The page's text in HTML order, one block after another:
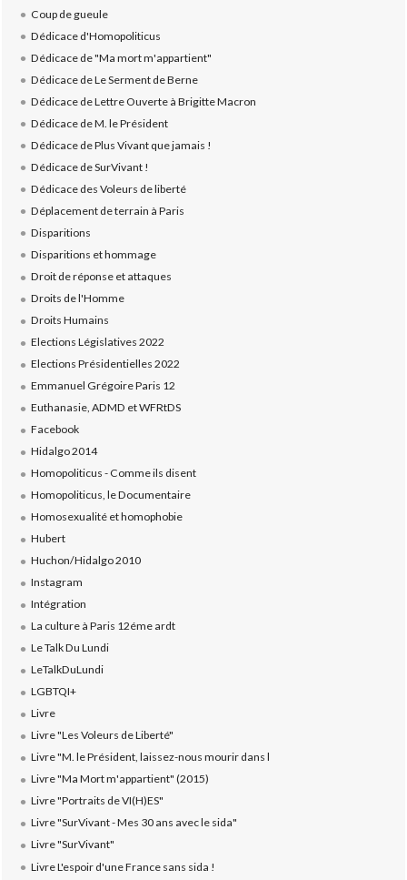
Coup de gueule
Dédicace d'Homopoliticus
Dédicace de "Ma mort m'appartient"
Dédicace de Le Serment de Berne
Dédicace de Lettre Ouverte à Brigitte Macron
Dédicace de M. le Président
Dédicace de Plus Vivant que jamais !
Dédicace de SurVivant !
Dédicace des Voleurs de liberté
Déplacement de terrain à Paris
Disparitions
Disparitions et hommage
Droit de réponse et attaques
Droits de l'Homme
Droits Humains
Elections Législatives 2022
Elections Présidentielles 2022
Emmanuel Grégoire Paris 12
Euthanasie, ADMD et WFRtDS
Facebook
Hidalgo 2014
Homopoliticus - Comme ils disent
Homopoliticus, le Documentaire
Homosexualité et homophobie
Hubert
Huchon/Hidalgo 2010
Instagram
Intégration
La culture à Paris 12éme ardt
Le Talk Du Lundi
LeTalkDuLundi
LGBTQI+
Livre
Livre "Les Voleurs de Liberté"
Livre "M. le Président, laissez-nous mourir dans l
Livre "Ma Mort m'appartient" (2015)
Livre "Portraits de VI(H)ES"
Livre "SurVivant - Mes 30 ans avec le sida"
Livre "SurVivant"
Livre L'espoir d'une France sans sida !